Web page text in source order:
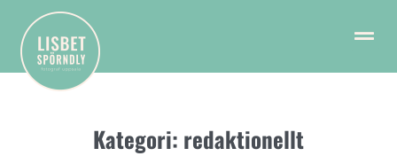
Kategori: redaktionellt